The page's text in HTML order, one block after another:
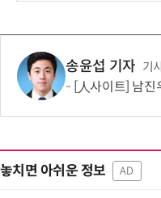
송윤섭 기자 기
[人사이트] 남진우 한양대 교수
놓치면 아쉬운 정보 AD